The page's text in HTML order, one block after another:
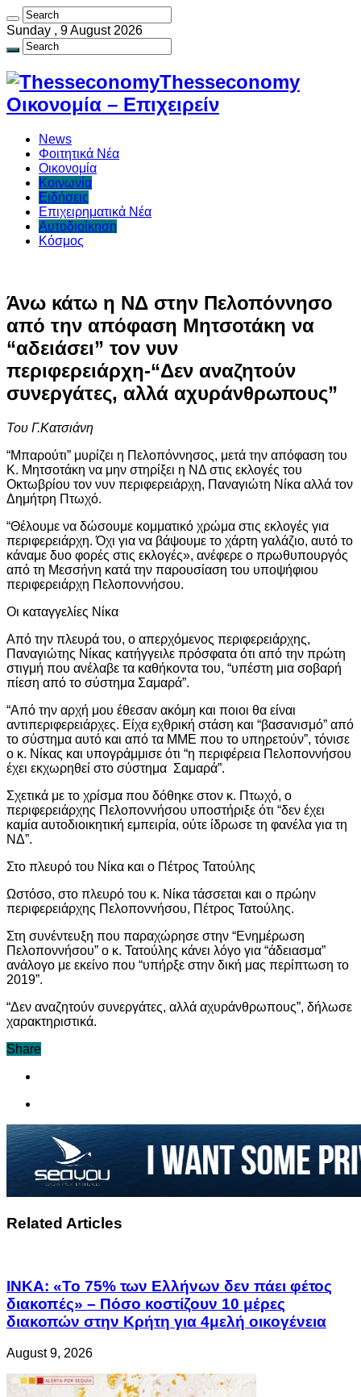
Sunday , 9 August 2026
Thesseconomy
Οικονομία – Επιχειρείν
News
Φοιτητικά Νέα
Οικονομία
Κοινωνία
Ειδήσεις
Επιχειρηματικά Νέα
Αυτοδιοίκηση
Κόσμος
Άνω κάτω η ΝΔ στην Πελοπόννησο
από την απόφαση Μητσοτάκη να
“αδειάσει” τον νυν
περιφερειάρχη-“Δεν αναζητούν
συνεργάτες, αλλά αχυράνθρωπους”
Του Γ.Κατσιάνη
“Μπαρούτι” μυρίζει η Πελοπόννησος, μετά την απόφαση του
Κ. Μητσοτάκη να μην στηρίξει η ΝΔ στις εκλογές του
Οκτωβρίου τον νυν περιφερειάρχη, Παναγιώτη Νίκα αλλά τον
Δημήτρη Πτωχό.
“Θέλουμε να δώσουμε κομματικό χρώμα στις εκλογές για
περιφερειάρχη. Όχι για να βάψουμε το χάρτη γαλάζιο, αυτό το
κάναμε δυο φορές στις εκλογές», ανέφερε ο πρωθυπουργός
από τη Μεσσήνη κατά την παρουσίαση του υποψήφιου
περιφερειάρχη Πελοποννήσου.
Οι καταγγελίες Νίκα
Από την πλευρά του, ο απερχόμενος περιφερειάρχης,
Παναγιώτης Νίκας κατήγγειλε πρόσφατα ότι από την πρώτη
στιγμή που ανέλαβε τα καθήκοντα του, “υπέστη μια σοβαρή
πίεση από το σύστημα Σαμαρά”.
“Από την αρχή μου έθεσαν ακόμη και ποιοι θα είναι
αντιπεριφερειάρχες. Είχα εχθρική στάση και “βασανισμό” από
το σύστημα αυτό και από τα ΜΜΕ που το υπηρετούν”, τόνισε
ο κ. Νίκας και υπογράμμισε ότι “η περιφέρεια Πελοποννήσου
έχει εκχωρηθεί στο σύστημα Σαμαρά”.
Σχετικά με το χρίσμα που δόθηκε στον κ. Πτωχό, ο
περιφερειάρχης Πελοποννήσου υποστήριξε ότι “δεν έχει
καμία αυτοδιοικητική εμπειρία, ούτε ίδρωσε τη φανέλα για τη
ΝΔ”.
Στο πλευρό του Νίκα και ο Πέτρος Τατούλης
Ωστόσο, στο πλευρό του κ. Νίκα τάσσεται και ο πρώην
περιφερειάρχης Πελοποννήσου, Πέτρος Τατούλης.
Στη συνέντευξη που παραχώρησε στην “Ενημέρωση
Πελοποννήσου” ο κ. Τατούλης κάνει λόγο για “άδειασμα”
ανάλογο με εκείνο που “υπήρξε στην δική μας περίπτωση το
2019”.
“Δεν αναζητούν συνεργάτες, αλλά αχυράνθρωπους”, δήλωσε
χαρακτηριστικά.
Share
Related Articles
ΙΝΚΑ: «Το 75% των Ελλήνων δεν πάει φέτος
διακοπές» – Πόσο κοστίζουν 10 μέρες
διακοπών στην Κρήτη για 4μελή οικογένεια
August 9, 2026